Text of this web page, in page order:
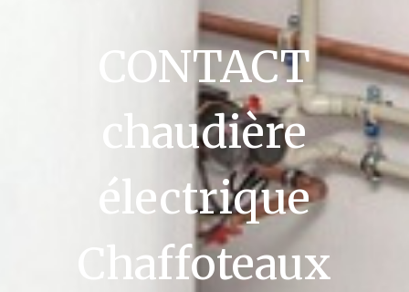
CONTACT
chaudière
électrique
Chaffoteaux